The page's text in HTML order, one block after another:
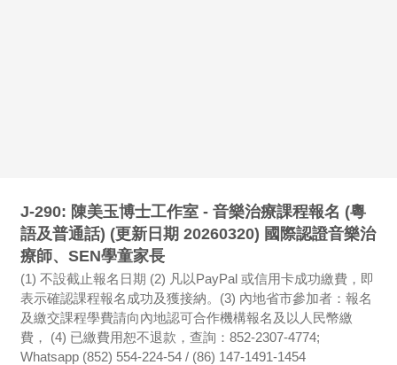
J-290: 陳美玉博士工作室 - 音樂治療課程報名 (粵
語及普通話) (更新日期 20260320) 國際認證音樂治
療師、SEN學童家長
(1) 不設截止報名日期 (2) 凡以PayPal 或信用卡成功繳費，即
表示確認課程報名成功及獲接納。(3) 內地省市參加者：報名
及繳交課程學費請向內地認可合作機構報名及以人民幣繳
費， (4) 已繳費用恕不退款，查詢：852-2307-4774;
Whatsapp (852) 554-224-54 / (86) 147-1491-1454